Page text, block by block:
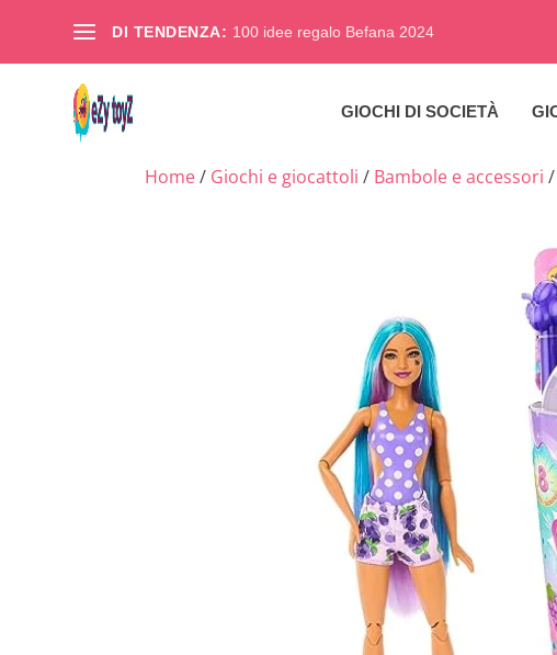
DI TENDENZA: 100 idee regalo Befana 2024
GIOCHI DI SOCIETÀ
Home/ Giochi e giocattoli / Bambole e accessori /